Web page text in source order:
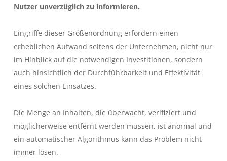
Nutzer unverzüglich zu informieren.
Eingriffe dieser Größenordnung erfordern einen
erheblichen Aufwand seitens der Unternehmen, nicht nur
im Hinblick auf die notwendigen Investitionen, sondern
auch hinsichtlich der Durchführbarkeit und Effektivität
eines solchen Einsatzes.
Die Menge an Inhalten, die überwacht, verifiziert und
möglicherweise entfernt werden müssen, ist anormal und
ein automatischer Algorithmus kann das Problem nicht
immer lösen.